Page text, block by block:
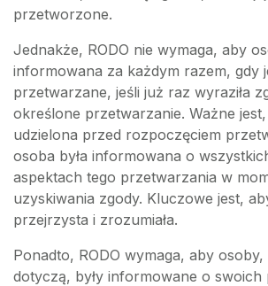
przetworzone.
Jednakże, RODO nie wymaga, aby
informowana za każdym razem, gdy
przetwarzane, jeśli już raz wyraziła
określone przetwarzanie. Ważne jest,
udzielona przed rozpoczęciem
osoba była informowana o
aspektach tego przetwarzania w
uzyskiwania zgody. Kluczowe jest,
przejrzysta i zrozumiała.
Ponadto, RODO wymaga, aby
dotyczą, były informowane o